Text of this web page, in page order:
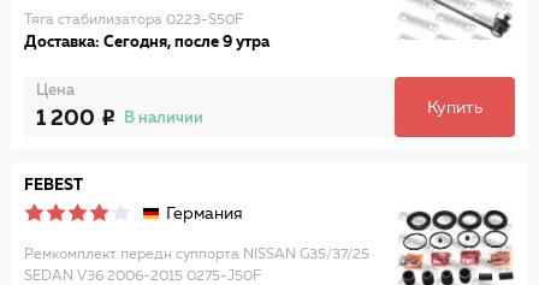
Тяга стабилизатора 0223-S50F
Доставка: Сегодня, после 9 утра
Цена
1 200 В наличии
Купить
FEBEST
Германия
Ремкомплект передн суппорта NISSAN G35/37/25
SEDAN V36 2006-2015 0275-J50F